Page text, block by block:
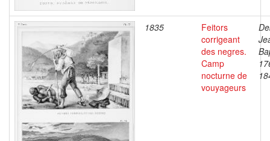
1835
Feitors
corrigeant
des negres.
Camp
nocturne de
vouyageurs